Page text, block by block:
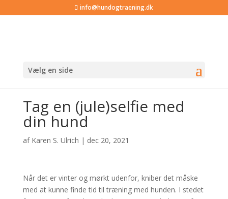
info@hundogtraening.dk
Vælg en side
Tag en (jule)selfie med
din hund
af Karen S. Ulrich | dec 20, 2021
Når det er vinter og mørkt udenfor, kniber det måske
med at kunne finde tid til træning med hunden. I stedet